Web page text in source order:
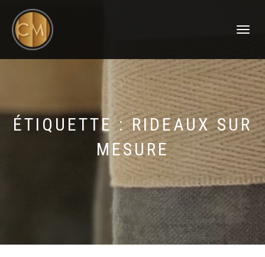
DÉPLIER
ÉTIQUETTE :RIDEAUX SUR
MESURE